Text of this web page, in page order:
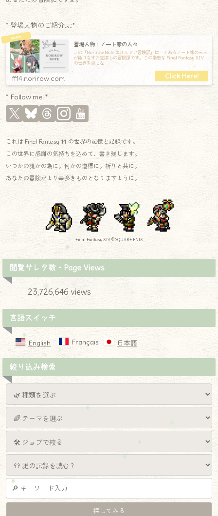
* 登場人物のご紹介.｡.:*
登場人物：ノート家の人々
この『Norirow Note エオルゼア冒険記』は―とあるノート家の三人
が織りなすお宝探しの冒険譚です。この素敵な Final Fantasy XIV
の世界を旅しな
ff14.norirow.com
* Follow me! *
これは Final Fantasy 14 の世界の記憶と記録です。
この世界に感謝の気持ちを込めて、書き残します。
いつかの誰かの為に。何かの道標に。祈りと共に。
あなたの冒険がより幸多きものとなりますように。
Final Fantasy XIV © SQUARE ENIX
閲覧サレタ数・Page Views
23,726,646 views
言語スイッチ
English Français 日本語
絞り込み検索